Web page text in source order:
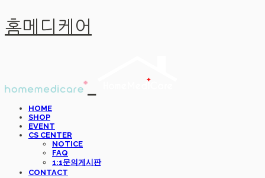
홈메디케어
HOME
SHOP
EVENT
CS CENTER
NOTICE
FAQ
1:1문의게시판
CONTACT